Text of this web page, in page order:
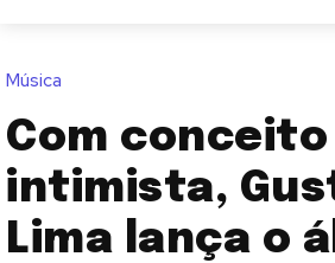
Música
Com conceito
intimista,
Lima lança o